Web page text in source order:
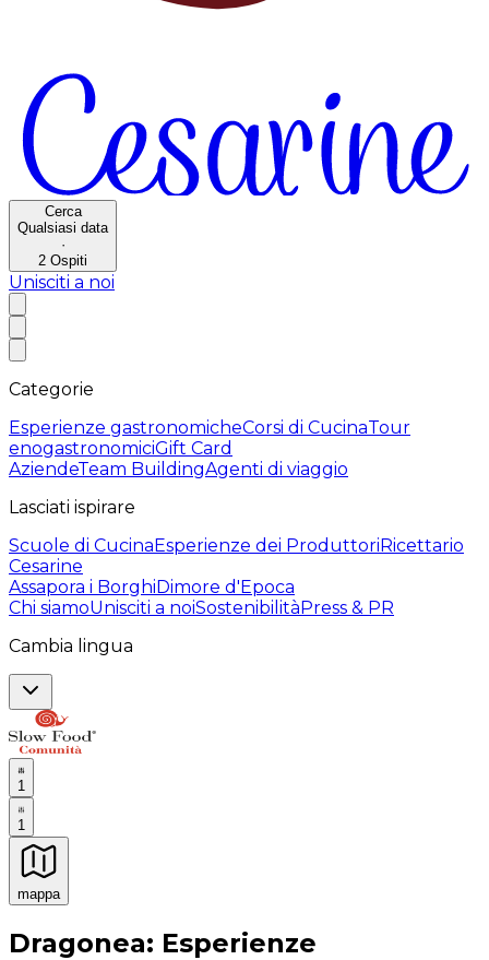
Cerca
Qualsiasi data
·
2 Ospiti
Unisciti a noi
Categorie
Esperienze gastronomicheCorsi di CucinaTour
enogastronomiciGift Card
AziendeTeam BuildingAgenti di viaggio
Lasciati ispirare
Scuole di CucinaEsperienze dei ProduttoriRicettario
Cesarine
Assapora i BorghiDimore d'Epoca
Chi siamoUnisciti a noiSostenibilitàPress & PR
Cambia lingua
1
1
mappa
Esperienze culinarie indimenticabili: Esperienze
Dragonea: Esperienze